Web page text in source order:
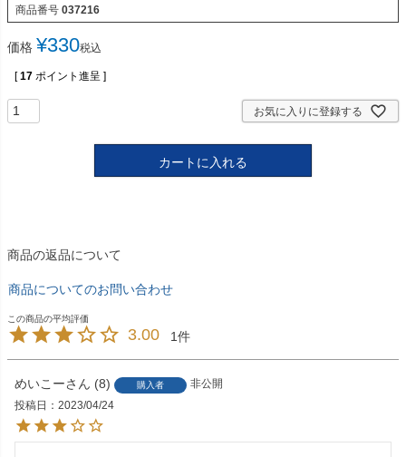
商品番号 037216
価格 ¥330税込
[ 17 ポイント進呈 ]
お気に入りに登録する
カートに入れる
商品の返品について
商品についてのお問い合わせ
3.00 1
めいこー 8 購入者
非公開
投稿日
2023/04/24